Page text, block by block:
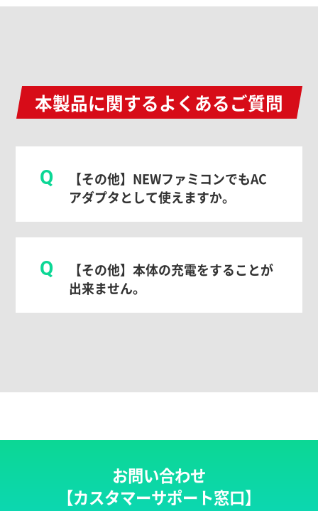
本製品に関するよくあるご質問
Q
【その他】NEWファミコンでもAC
アダプタとして使えますか。
Q
【その他】本体の充電をすることが
出来ません。
お問い合わせ
【カスタマーサポート窓口】